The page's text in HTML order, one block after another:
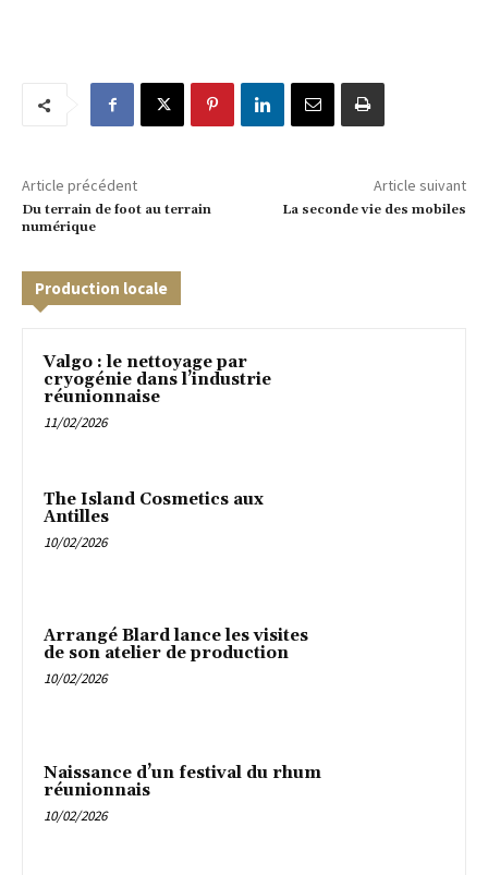
Article précédent
Du terrain de foot au terrain
numérique
Article suivant
La seconde vie des mobiles
Production locale
Valgo : le nettoyage par
cryogénie dans l’industrie
réunionnaise
11/02/2026
The Island Cosmetics aux
Antilles
10/02/2026
Arrangé Blard lance les visites
de son atelier de production
10/02/2026
Naissance d’un festival du rhum
réunionnais
10/02/2026